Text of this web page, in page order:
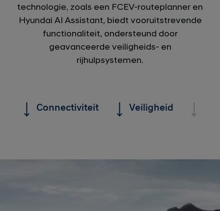
technologie, zoals een FCEV-routeplanner en
Hyundai AI Assistant, biedt vooruitstrevende
functionaliteit, ondersteund door
geavanceerde veiligheids- en
rijhulpsystemen.
Connectiviteit Veiligheid